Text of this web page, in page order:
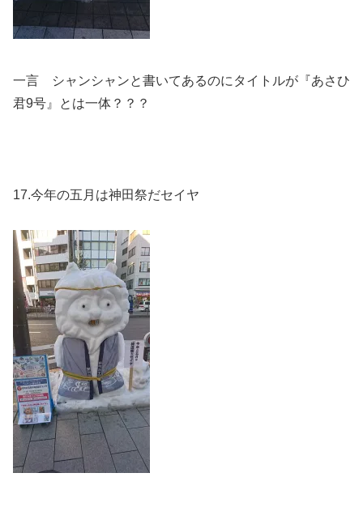
一言 シャンシャンと書いてあるのにタイトルが『あさひ
君9号』とは一体？？？
17.今年の五月は神田祭だセイヤ